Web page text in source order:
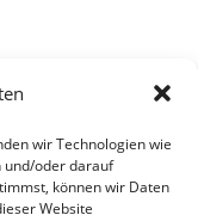
wir Technologien wie
und/oder darauf
können wir Daten
Website
Kailer